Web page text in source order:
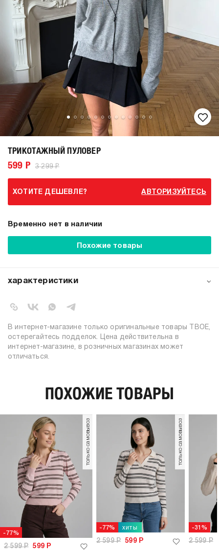
ТРИКОТАЖНЫЙ ПУЛОВЕР
599 Р 3 299 Р
ХОТИТЕ ДЕШЕВЛЕ? АВТОРИЗУЙТЕСЬ
Временно нет в наличии
Похожие товары
характеристики
коллекция:
вид застежки:
без застежки
цвет:
темно-серый меланж
состав:
55% полиамид; 35% вискоза; 10%
стандартная
В интернет-магазине только оригинальные товары ТВОЕ,
остерегайтесь подделок. Цена действительна в
интернет-магазине, в розничных магазинах может
отличаться.
ПОХОЖИЕ ТОВАРЫ
-77%
только самовывоз
2 599Р 599 Р
-77% хиты
только самовывоз
2 599Р 599Р
-31%
2 599Р